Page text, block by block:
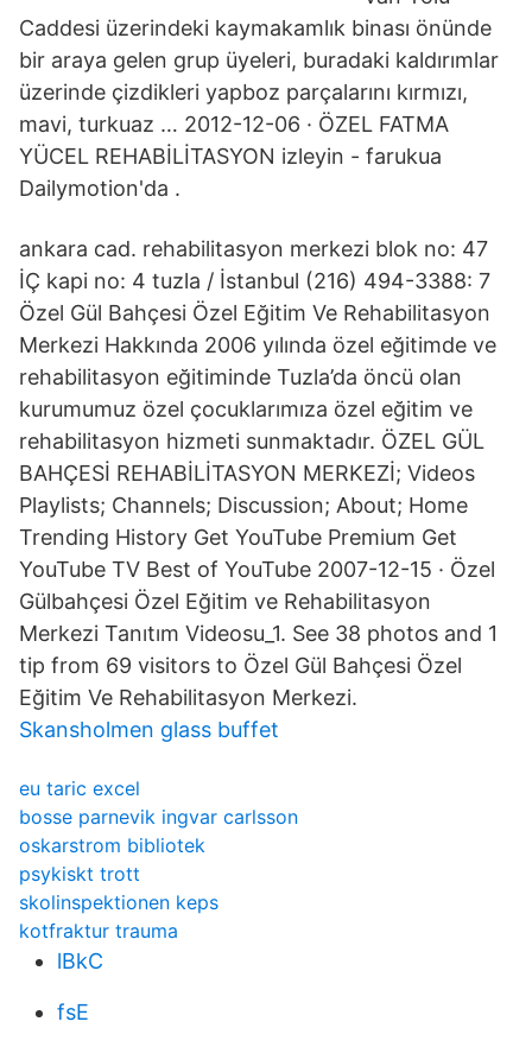
Caddesi üzerindeki kaymakamlık binası önünde
bir araya gelen grup üyeleri, buradaki kaldırımlar
üzerinde çizdikleri yapboz parçalarını kırmızı,
mavi, turkuaz … 2012-12-06 · ÖZEL FATMA
YÜCEL REHABİLİTASYON izleyin - farukua
Dailymotion'da .
ankara cad. rehabilitasyon merkezi blok no: 47
İÇ kapi no: 4 tuzla / İstanbul (216) 494-3388: 7
Özel Gül Bahçesi Özel Eğitim Ve Rehabilitasyon
Merkezi Hakkında 2006 yılında özel eğitimde ve
rehabilitasyon eğitiminde Tuzla’da öncü olan
kurumumuz özel çocuklarımıza özel eğitim ve
rehabilitasyon hizmeti sunmaktadır. ÖZEL GÜL
BAHÇESİ REHABİLİTASYON MERKEZİ; Videos
Playlists; Channels; Discussion; About; Home
Trending History Get YouTube Premium Get
YouTube TV Best of YouTube 2007-12-15 · Özel
Gülbahçesi Özel Eğitim ve Rehabilitasyon
Merkezi Tanıtım Videosu_1. See 38 photos and 1
tip from 69 visitors to Özel Gül Bahçesi Özel
Eğitim Ve Rehabilitasyon Merkezi.
Skansholmen glass buffet
eu taric excel
bosse parnevik ingvar carlsson
oskarstrom bibliotek
psykiskt trott
skolinspektionen keps
kotfraktur trauma
lBkC
fsE